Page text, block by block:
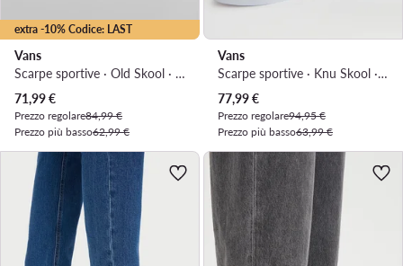
extra -10% Codice: LAST
Vans
Scarpe sportive · Old Skool · Nero
Prezzo attuale
71,99€
Prezzo regolare84,99 €
Prezzo più basso62,99 €
Vans
Scarpe sportive · Knu Skool · Nero
Prezzo attuale
77,99€
Prezzo regolare94,95 €
Prezzo più basso63,99 €